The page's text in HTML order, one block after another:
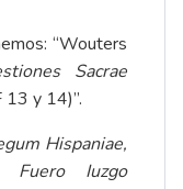
“Wouters
Sacrae
13 y 14)”.
Hispaniae,
Iuzgo